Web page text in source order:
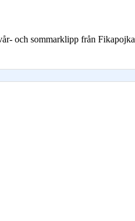
och sommarklipp från